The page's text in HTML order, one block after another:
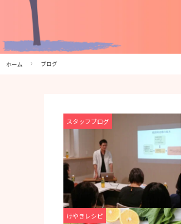
ホーム ブログ
スタッフブログ
けやきレシピ